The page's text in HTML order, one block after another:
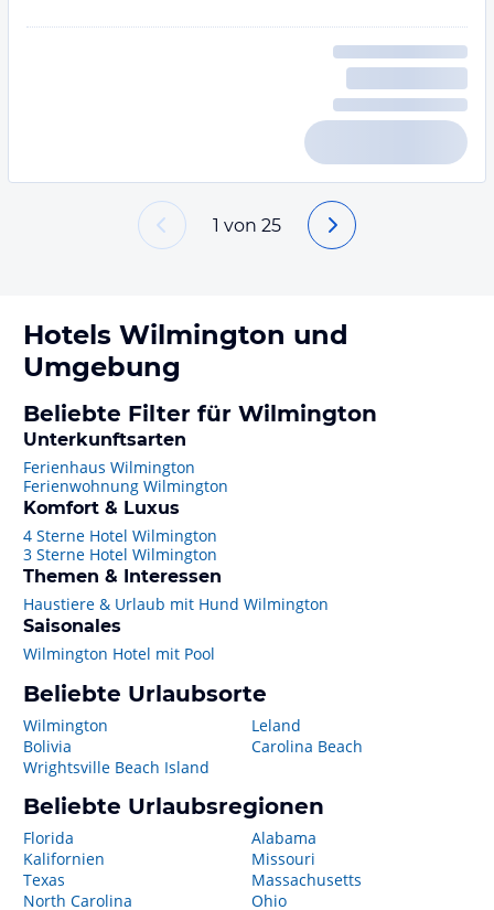
1 von 25
Hotels Wilmington und
Umgebung
Beliebte Filter für Wilmington
Unterkunftsarten
Ferienhaus Wilmington
Ferienwohnung Wilmington
Komfort & Luxus
4 Sterne Hotel Wilmington
3 Sterne Hotel Wilmington
Themen & Interessen
Haustiere & Urlaub mit Hund Wilmington
Saisonales
Wilmington Hotel mit Pool
Beliebte Urlaubsorte
Wilmington
Bolivia
Wrightsville Beach Island
Leland
Carolina Beach
Beliebte Urlaubsregionen
Florida
Kalifornien
Texas
North Carolina
Alabama
Missouri
Massachusetts
Ohio